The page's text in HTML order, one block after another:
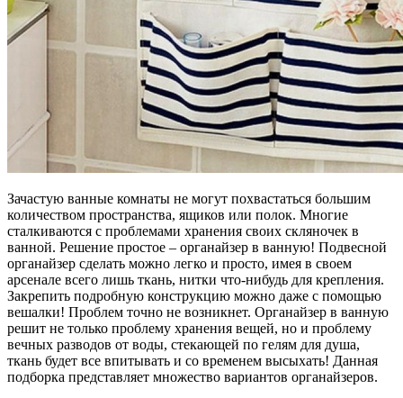
Зачастую ванные комнаты не могут похвастаться большим
количеством пространства, ящиков или полок. Многие
сталкиваются с проблемами хранения своих скляночек в
ванной. Решение простое – органайзер в ванную! Подвесной
органайзер сделать можно легко и просто, имея в своем
арсенале всего лишь ткань, нитки что-нибудь для крепления.
Закрепить подробную конструкцию можно даже с помощью
вешалки! Проблем точно не возникнет. Органайзер в ванную
решит не только проблему хранения вещей, но и проблему
вечных разводов от воды, стекающей по гелям для душа,
ткань будет все впитывать и со временем высыхать! Данная
подборка представляет множество вариантов органайзеров.